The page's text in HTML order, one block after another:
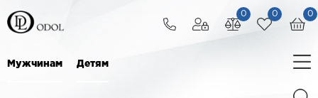
0
0
0
Мужчинам Детям